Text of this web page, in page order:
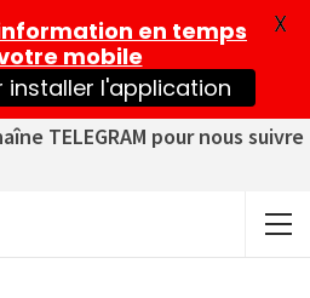
TELEGRAM pour nous suivre
en temps
mobile
installer l'application
X